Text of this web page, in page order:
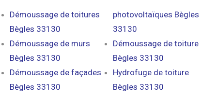
Démoussage de toitures
Bègles 33130
Démoussage de murs
Bègles 33130
Démoussage de façades
Bègles 33130
photovoltaïques Bègles
33130
Démoussage de toiture
Bègles 33130
Hydrofuge de toiture
Bègles 33130